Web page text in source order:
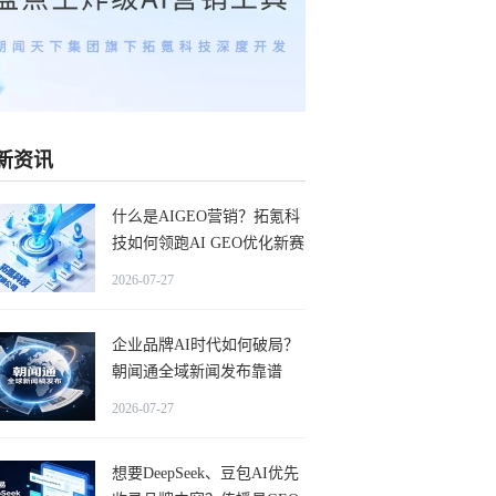
资讯
什么是AIGEO营销？拓氪科
技如何领跑AI GEO优化新赛
2026-07-27
企业品牌AI时代如何破局？
朝闻通全域新闻发布靠谱
2026-07-27
想要DeepSeek、豆包AI优先